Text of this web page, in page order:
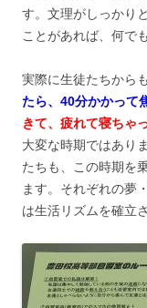
す。文理がしっかり
ことがあれば、何で
実際に生徒たちからも
たら、40分かかって
きて、疲れて寝ちゃ
大変な時期ではあり
たちも、この時期を
ます。それぞれの夢
は生活リズムを確立